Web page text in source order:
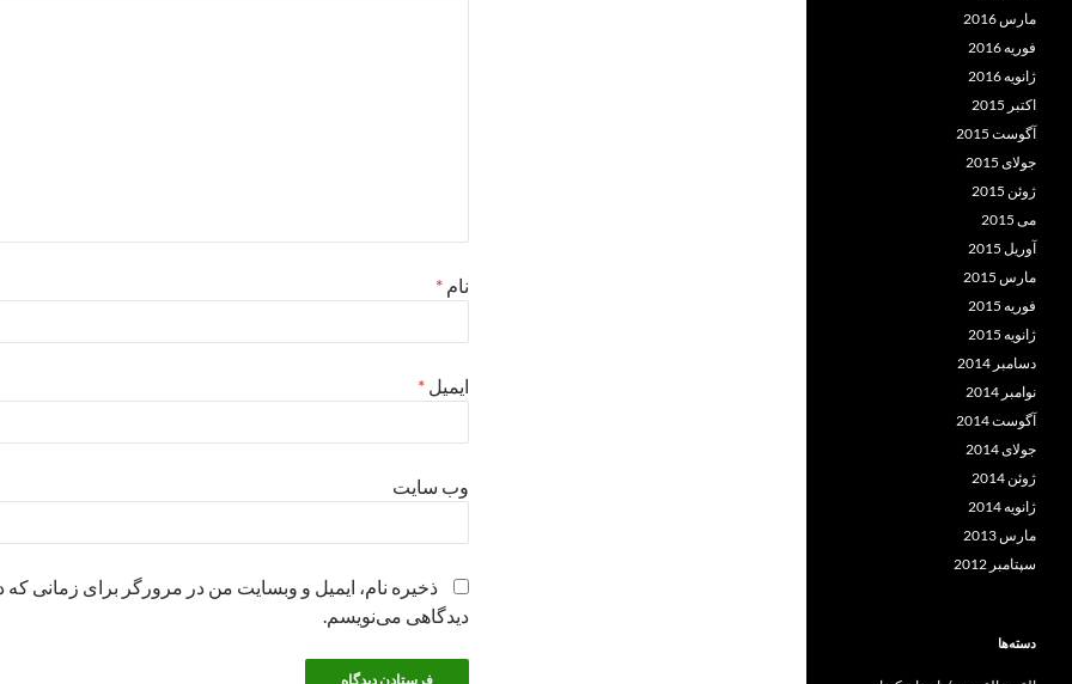
نام *
ایمیل *
وب‌ سایت
ذخیره نام، ایمیل و وبسایت من در مرورگر برای زمانی که
دیدگاهی می‌نویسم.
مارس 2016
فوریه 2016
ژانویه 2016
اکتبر 2015
آگوست 2015
جولای 2015
ژوئن 2015
می 2015
آوریل 2015
مارس 2015
فوریه 2015
ژانویه 2015
دسامبر 2014
نوامبر 2014
آگوست 2014
جولای 2014
ژوئن 2014
ژانویه 2014
مارس 2013
سپتامبر 2012
دسته‌ها